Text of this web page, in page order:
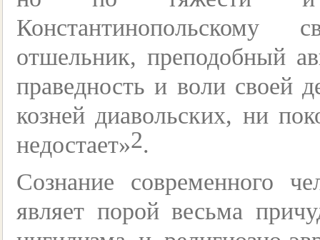
Константинопольскому
отшельник, преподобный
праведность и воли своей
козней диавольских, ни
недостает»2.
Сознание современного
являет порой весьма